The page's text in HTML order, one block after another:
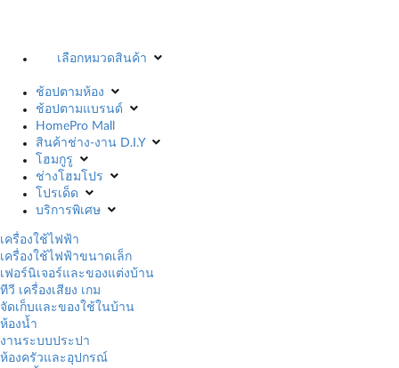
เลือกหมวดสินค้า
ช้อปตามห้อง
ช้อปตามแบรนด์
HomePro Mall
สินค้าช่าง-งาน D.I.Y
โฮมกูรู
ช่างโฮมโปร
โปรเด็ด
บริการพิเศษ
เครื่องใช้ไฟฟ้า
เครื่องใช้ไฟฟ้าขนาดเล็ก
เฟอร์นิเจอร์และของแต่งบ้าน
ทีวี เครื่องเสียง เกม
จัดเก็บและของใช้ในบ้าน
ห้องน้ำ
งานระบบประปา
ห้องครัวและอุปกรณ์